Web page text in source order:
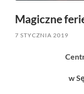
Magiczne
7 STYCZNIA 2019
w